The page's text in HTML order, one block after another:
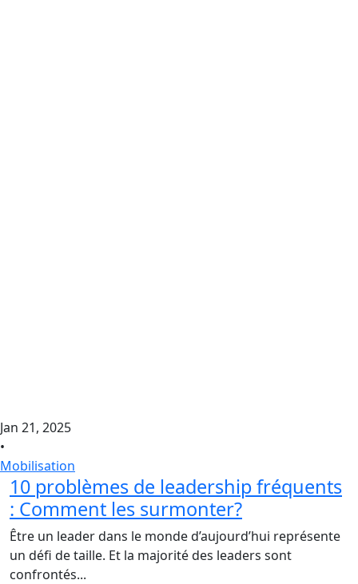
Jan 21, 2025
•
Mobilisation
10 problèmes de leadership fréquents
: Comment les surmonter?
Être un leader dans le monde d’aujourd’hui représente
un défi de taille. Et la majorité des leaders sont
confrontés...